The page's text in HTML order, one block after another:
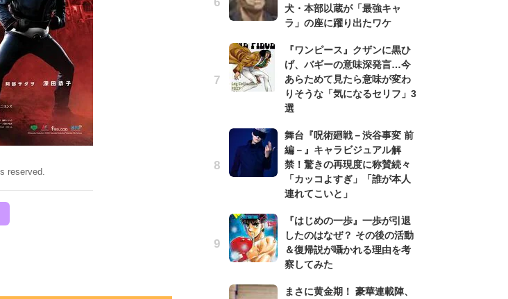
reserved.
犬・本部以蔵が「最強キャ
ラ」の座に躍り出たワケ
『ワンピース』クザンに黒ひ
げ、バギーの意味深発言…今
あらためて見たら意味が変わ
りそうな「気になるセリフ」3
選
舞台『呪術廻戦－渋谷事変 前
編－』キャラビジュアル解
禁！驚きの再現度に称賛続々
「カッコよすぎ」「誰が本人
連れてこいと」
『はじめの一歩』一歩が引退
したのはなぜ？ その後の活動
＆復帰説が囁かれる理由を考
察してみた
まさに黄金期！ 豪華連載陣、